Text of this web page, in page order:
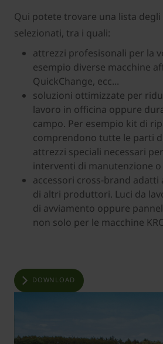
Qui potete trovare una lista degli
selezionati, tra i quali:
attrezzi profesisonali per la
esempio diverse macchine
QuickChange, ecc...
soluzioni ottimizzate per
lavoro in officina oppure
campo. Per esempio kit di
comprendono tutte le parti
attrezzi speciali necessari
interventi di manutenzione
accessori cross-brand adatti
di altri produttori. Luci da
di avviamento oppure
non solo per le macchine
DOWNLOAD